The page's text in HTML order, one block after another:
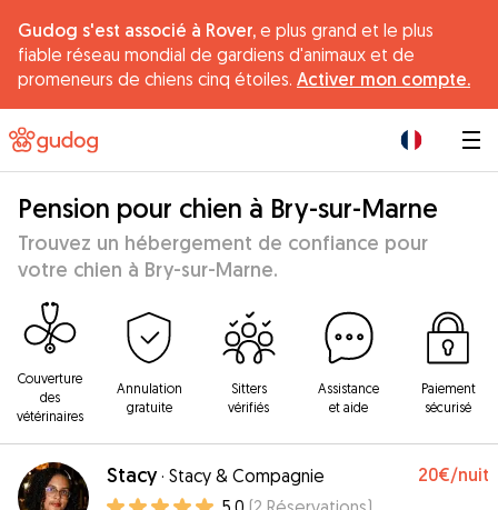
Gudog s'est associé à Rover, e plus grand et le plus
fiable réseau mondial de gardiens d'animaux et de
promeneurs de chiens cinq étoiles. Activer mon compte.
Pension pour chien à Bry-sur-Marne
Trouvez un hébergement de confiance pour
votre chien à Bry-sur-Marne.
Couverture
des
vétérinaires
Annulation
gratuite
Sitters
vérifiés
Assistance
et aide
Paiement
sécurisé
Stacy· Stacy & Compagnie 20€/nuit